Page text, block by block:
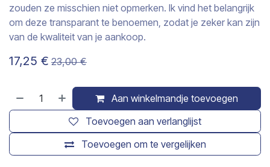
zouden ze misschien niet opmerken. Ik vind het belangrijk
om deze transparant te benoemen, zodat je zeker kan zijn
van de kwaliteit van je aankoop.
17,25 € 23,00€
Aan winkelmandje toevoegen
Toevoegen om te vergelijken
Toevoegen aan verlanglijst